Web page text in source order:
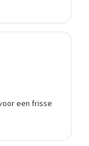
een frisse